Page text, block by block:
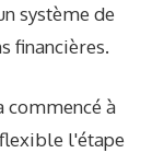
système de
financières.
commencé à
l'étape